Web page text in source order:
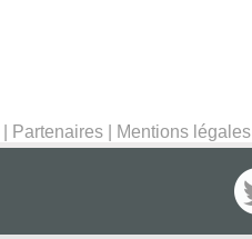
Partenaires Mentions légales